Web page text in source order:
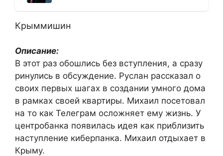
Крыммишин
Описание:
В этот раз обошлись без вступления, а сразу
ринулись в обсуждение. Руслан рассказал о
своих первых шагах в создании умного дома
в рамках своей квартиры. Михаил посетовал
на то как Телеграм осложняет ему жизнь. У
центробанка появилась идея как приблизить
наступление киберпанка. Михаил отдыхает в
Крыму.